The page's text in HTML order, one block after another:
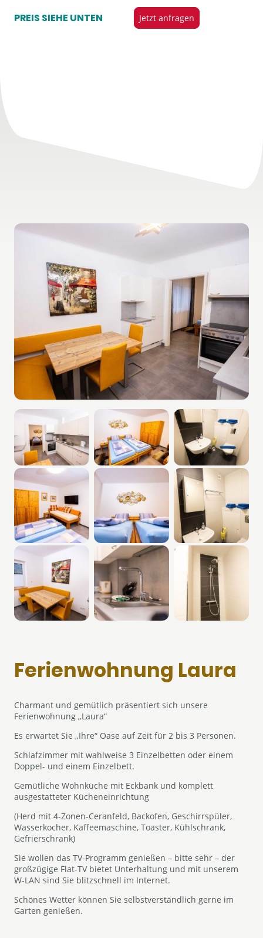
PREIS SIEHE UNTEN Jetzt anfragen
Ferienwohnung Laura
Charmant und gemütlich präsentiert sich unsere
Ferienwohnung „Laura“
Es erwartet Sie „Ihre“ Oase auf Zeit für 2 bis 3 Personen.
Schlafzimmer mit wahlweise 3 Einzelbetten oder einem
Doppel- und einem Einzelbett.
Gemütliche Wohnküche mit Eckbank und komplett
ausgestatteter Kücheneinrichtung
(Herd mit 4-Zonen-Ceranfeld, Backofen, Geschirrspüler,
Wasserkocher, Kaffeemaschine, Toaster, Kühlschrank,
Gefrierschrank)
Sie wollen das TV-Programm genießen – bitte sehr – der
großzügige Flat-TV bietet Unterhaltung und mit unserem
W-LAN sind Sie blitzschnell im Internet.
Schönes Wetter können Sie selbstverständlich gerne im
Garten genießen.